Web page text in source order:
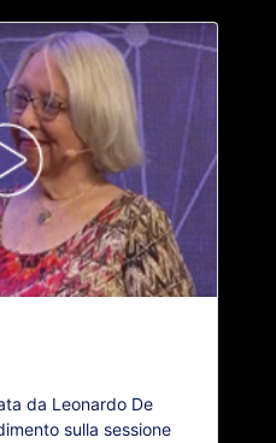
da Leonardo De
sulla sessione